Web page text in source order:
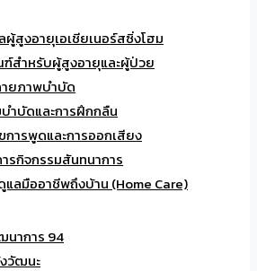
สูงอายุเอเชียเนอร์สซิ่งโฮม
สำหรับผู้สูงอายุและผู้ป่วย
ยภาพบำบัด
ำบัดและการฝึกกลืน
การพูดและการออกเสียง
รกิจกรรมสันทนาการ
ลมืออาชีพถึงบ้าน (Home Care)
าการ 94
วัฒนะ